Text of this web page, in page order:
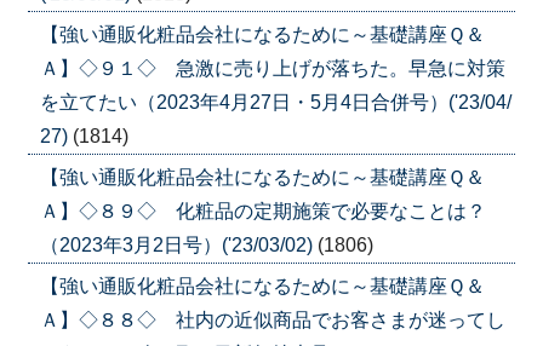
【強い通販化粧品会社になるために～基礎講座Ｑ＆
Ａ】◇９１◇ 急激に売り上げが落ちた。早急に対策
を立てたい（2023年4月27日・5月4日合併号）('23/04/
27) (1814)
【強い通販化粧品会社になるために～基礎講座Ｑ＆
Ａ】◇８９◇ 化粧品の定期施策で必要なことは？
（2023年3月2日号）('23/03/02) (1806)
【強い通販化粧品会社になるために～基礎講座Ｑ＆
Ａ】◇８８◇ 社内の近似商品でお客さまが迷ってし